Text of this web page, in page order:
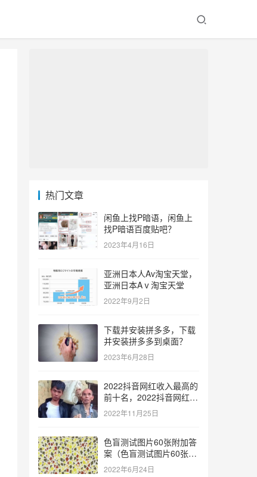
热门文章
闲鱼上找P暗语，闲鱼上
找P暗语百度贴吧？
2023年4月16日
亚洲日本人Av淘宝天堂，
亚洲日本Aⅴ淘宝天堂
2022年9月2日
下载并安装拼多多，下载
并安装拼多多到桌面？
2023年6月28日
2022抖音网红收入最高的
前十名，2022抖音网红收
入最高的前十名有哪些？
2022年11月25日
色盲测试图片60张附加答
案（色盲测试图片60张复
杂）
2022年6月24日